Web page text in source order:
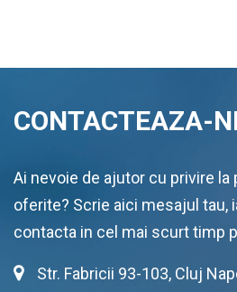
CONTACTEAZA-
Ai nevoie de ajutor cu privire
oferite? Scrie aici mesajul tau,
contacta in cel mai scurt timp
Str. Fabricii 93-103, Cluj